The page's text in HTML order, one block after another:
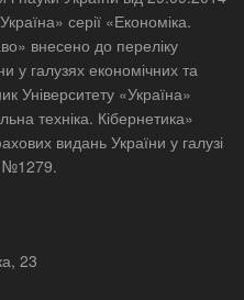
серії «Економіка.
внесено до переліку
у галузях економічних та
Університету «Україна»
техніка. Кібернетика»
видань України у галузі
№1279.
23